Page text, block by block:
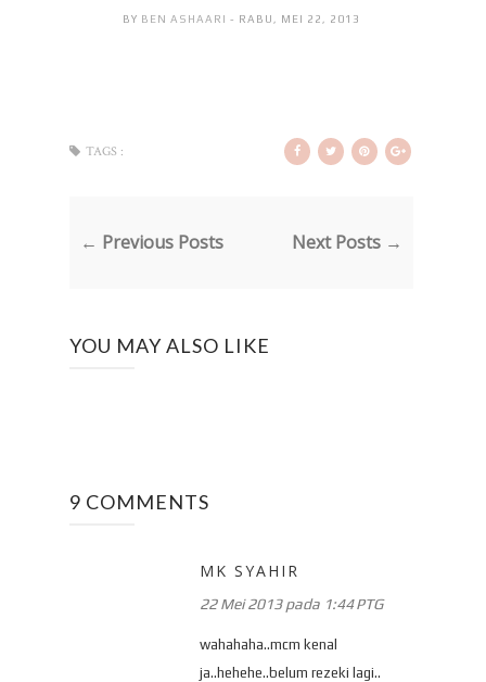
BY BEN ASHAARI - RABU, MEI 22, 2013
TAGS :
← Previous Posts Next Posts →
YOU MAY ALSO LIKE
9 COMMENTS
MK SYAHIR
22 Mei 2013 pada 1:44 PTG
wahahaha..mcm kenal
ja..hehehe..belum rezeki lagi..